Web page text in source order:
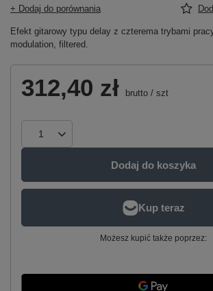
+ Dodaj do porównania
Efekt gitarowy typu delay z czterema trybami
modulation, filtered.
312,40 zł brutto / szt
Dodaj do koszyka
Możesz kupić także poprzez: